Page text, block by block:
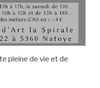
pleine de vie et de